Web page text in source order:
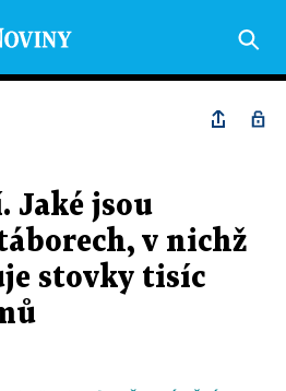
Jaké jsou
v nichž
stovky tisíc